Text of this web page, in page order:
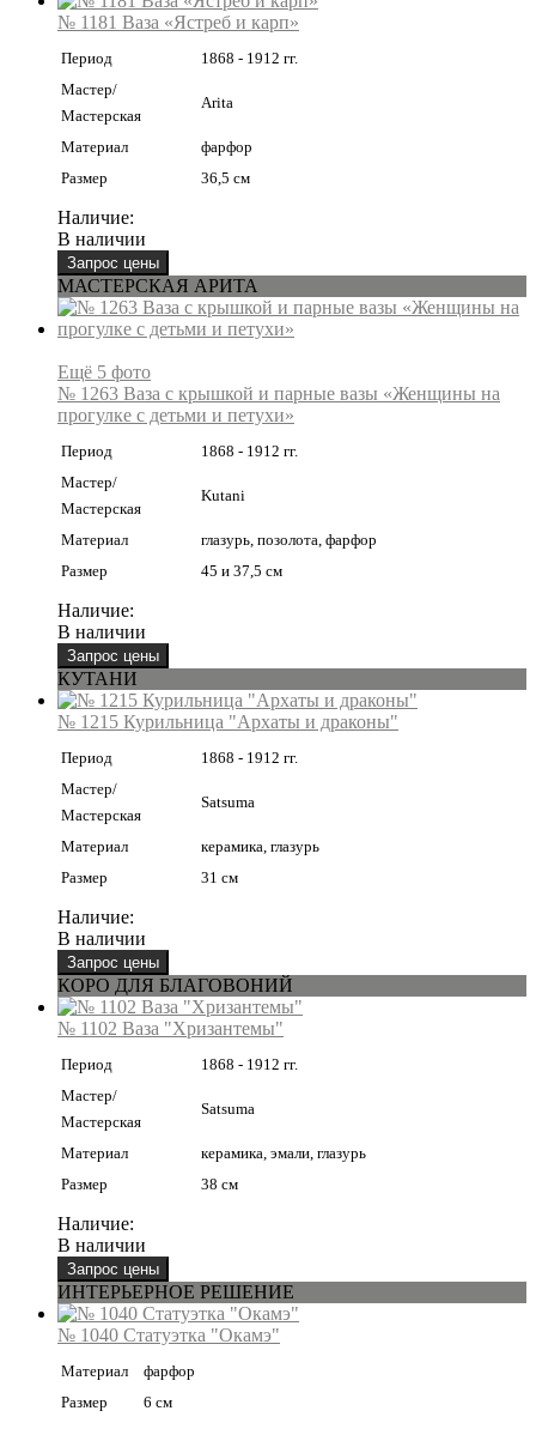
№ 1181 Ваза «Ястреб и карп»
Период
1868 - 1912 гг.
Мастер/
Мастерская
Arita
Материал
фарфор
Размер
36,5 см
Наличие:
В наличии
МАСТЕРСКАЯ АРИТА
Ещё 5 фото
№ 1263 Ваза с крышкой и парные вазы «Женщины на
прогулке с детьми и петухи»
Период
1868 - 1912 гг.
Мастер/
Мастерская
Kutani
Материал
глазурь, позолота, фарфор
Размер
45 и 37,5 см
Наличие:
В наличии
КУТАНИ
№ 1215 Курильница "Архаты и драконы"
Период
1868 - 1912 гг.
Мастер/
Мастерская
Satsuma
Материал
керамика, глазурь
Размер
31 см
Наличие:
В наличии
КОРО ДЛЯ БЛАГОВОНИЙ
№ 1102 Ваза "Хризантемы"
Период
1868 - 1912 гг.
Мастер/
Мастерская
Satsuma
Материал
керамика, эмали, глазурь
Размер
38 см
Наличие:
В наличии
ИНТЕРЬЕРНОЕ РЕШЕНИЕ
№ 1040 Статуэтка "Окамэ"
Материал
фарфор
Размер
6 см